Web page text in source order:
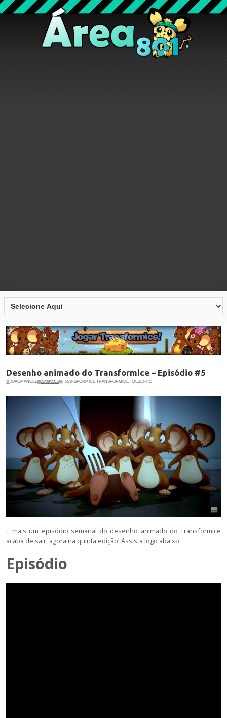
Desenho animado do Transformice – Episódio #5
JOAOMANOEL 25/09/2015 TRANSFORMICE,TRANSFORMICE - DESENHO
E mais um episódio semanal do desenho animado do Transformice
acaba de sair, agora na quinta edição! Assista logo abaixo:
Episódio